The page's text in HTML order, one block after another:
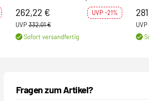
3000K, 19W, PHASE, 32°, weiß
262,22 €
UVP -21%
UVP 332,01 €
Sofort versandfertig
28
UVP
Fragen zum Artikel?